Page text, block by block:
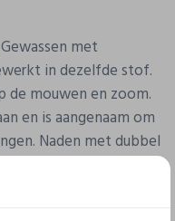
met
in dezelfde stof.
de mouwen en zoom.
en is aangenaam om
Naden met dubbel